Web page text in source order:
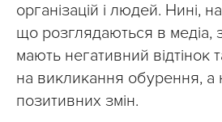
організацій і людей. Нині, на
що розглядаються в медіа,
мають негативний відтінок
на викликання обурення,
позитивних змін.